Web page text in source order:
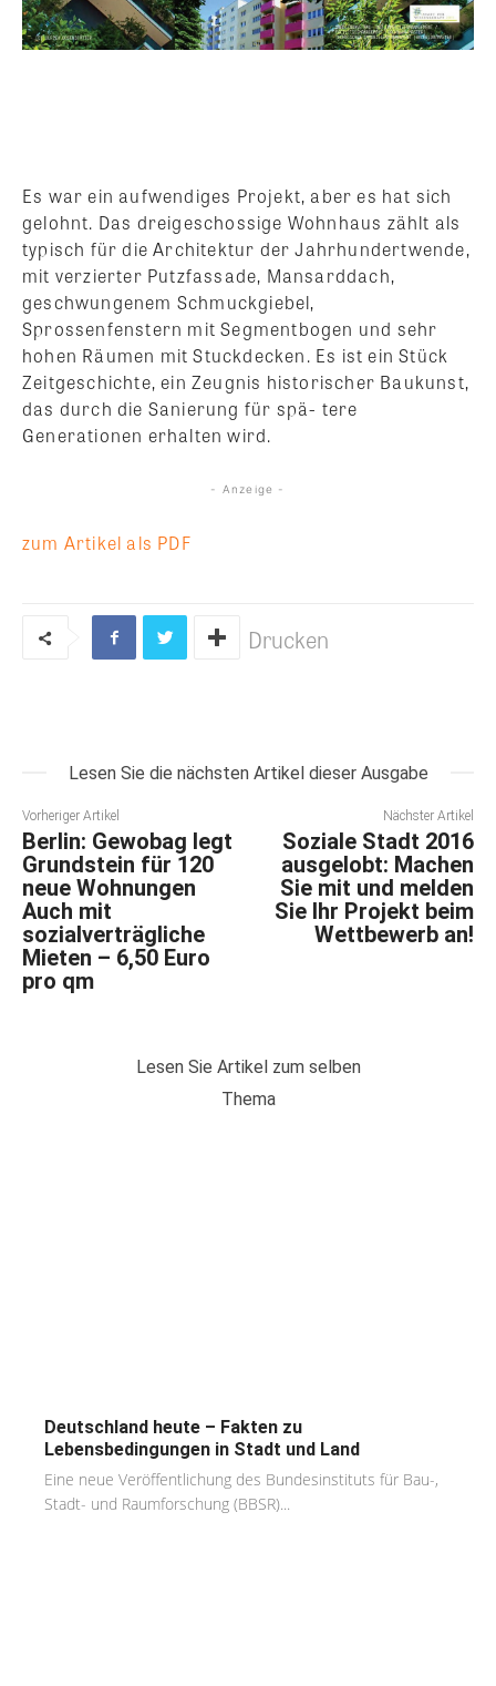
Es war ein aufwendiges Projekt, aber es hat sich
gelohnt. Das dreigeschossige Wohnhaus zählt als
typisch für die Architektur der Jahrhundertwende,
mit verzierter Putzfassade, Mansarddach,
geschwungenem Schmuckgiebel,
Sprossenfenstern mit Segmentbogen und sehr
hohen Räumen mit Stuckdecken. Es ist ein Stück
Zeitgeschichte, ein Zeugnis historischer Baukunst,
das durch die Sanierung für spä- tere
Generationen erhalten wird.
- Anzeige -
zum Artikel als PDF
Drucken
Lesen Sie die nächsten Artikel dieser Ausgabe
Vorheriger Artikel
Berlin: Gewobag legt
Grundstein für 120
neue Wohnungen
Auch mit
sozialverträgliche
Mieten – 6,50 Euro
pro qm
Nächster Artikel
Soziale Stadt 2016
ausgelobt: Machen
Sie mit und melden
Sie Ihr Projekt beim
Wettbewerb an!
Lesen Sie Artikel zum selben
Thema
Deutschland heute – Fakten zu
Lebensbedingungen in Stadt und Land
Eine neue Veröffentlichung des Bundesinstituts für Bau-,
Stadt- und Raumforschung (BBSR)...